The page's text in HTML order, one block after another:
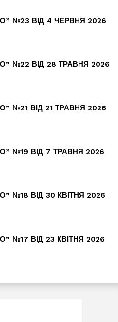
№23 ВІД 4 ЧЕРВНЯ 2026
№22 ВІД 28 ТРАВНЯ 2026
№21 ВІД 21 ТРАВНЯ 2026
№19 ВІД 7 ТРАВНЯ 2026
№18 ВІД 30 КВІТНЯ 2026
№17 ВІД 23 КВІТНЯ 2026